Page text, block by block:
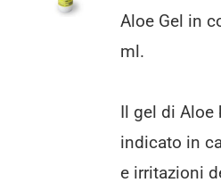
Aloe Gel in
ml.
Il gel di Aloe
indicato in
e irritazioni